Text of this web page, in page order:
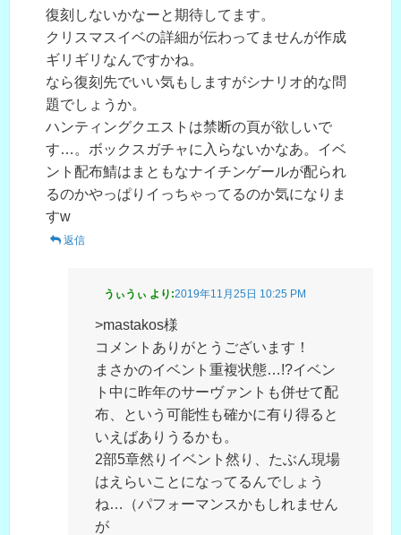
復刻しないかなーと期待してます。
クリスマスイベの詳細が伝わってませんが作成
ギリギリなんですかね。
なら復刻先でいい気もしますがシナリオ的な問
題でしょうか。
ハンティングクエストは禁断の頁が欲しいで
す…。ボックスガチャに入らないかなあ。イベ
ント配布鯖はまともなナイチンゲールが配られ
るのかやっぱりイっちゃってるのか気になりま
すw
返信
うぃうぃ より:2019年11月25日 10:25 PM
>mastakos様
コメントありがとうございます！
まさかのイベント重複状態…!?イベン
ト中に昨年のサーヴァントも併せて配
布、という可能性も確かに有り得ると
いえばありうるかも。
2部5章然りイベント然り、たぶん現場
はえらいことになってるんでしょう
ね…（パフォーマンスかもしれません
が